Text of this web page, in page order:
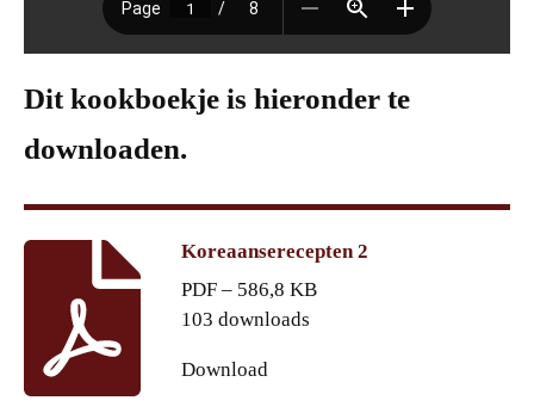
Dit kookboekje is hieronder te
downloaden.
Koreaanserecepten 2
PDF – 586,8 KB
103 downloads
Download